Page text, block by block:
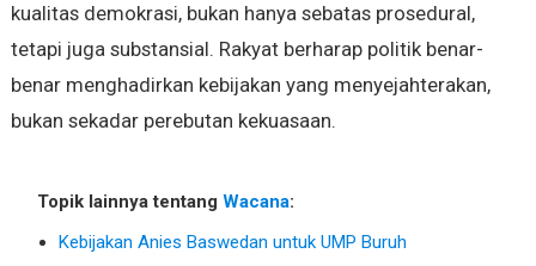
kualitas demokrasi, bukan hanya sebatas prosedural,
tetapi juga substansial. Rakyat berharap politik benar-
benar menghadirkan kebijakan yang menyejahterakan,
bukan sekadar perebutan kekuasaan.
Topik lainnya tentang Wacana:
Kebijakan Anies Baswedan untuk UMP Buruh